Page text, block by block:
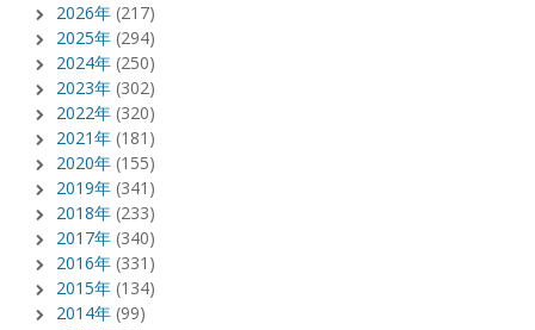
2026年 (217)
2025年 (294)
2024年 (250)
2023年 (302)
2022年 (320)
2021年 (181)
2020年 (155)
2019年 (341)
2018年 (233)
2017年 (340)
2016年 (331)
2015年 (134)
2014年 (99)